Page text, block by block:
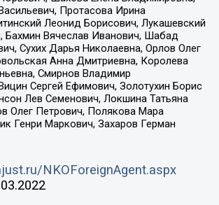
Протасова Ирина
Леонид Борисович, Лукашевский
Бахмин Вячеслав Иванович, Шабад
Сухих Дарья Николаевна, Орлов Олег
Анна Дмитриевна, Королева
Смирнов Владимир
Сергей Ефимович, Золотухин Борис
Лев Семенович, Локшина Татьяна
Олег Петрович, Полякова Мара
Генри Маркович, Захаров Герман
NKOForeignAgent.aspx